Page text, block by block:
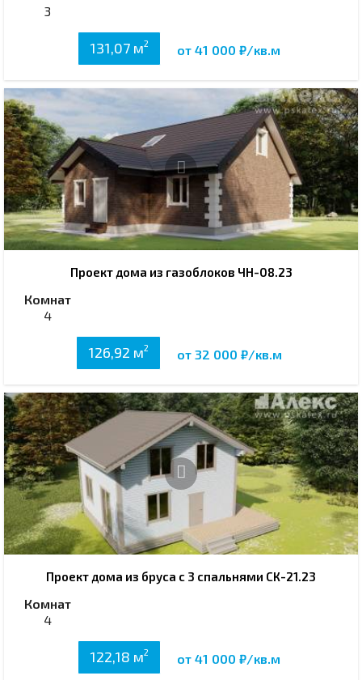
3
131,07 м2 от 41 000 ₽/кв.м
Проект дома из газоблоков ЧН-08.23
Комнат
4
126,92 м2 от 32 000 ₽/кв.м
Проект дома из бруса с 3 спальнями СК-21.23
Комнат
4
122,18 м2 от 41 000 ₽/кв.м